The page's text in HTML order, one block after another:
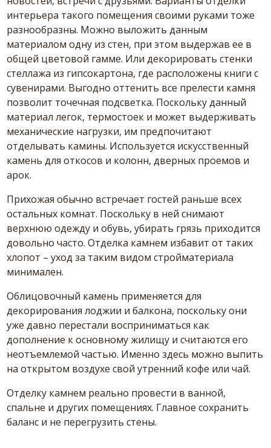
интерьера такого помещения своими руками тоже
разнообразны. Можно выложить данным
материалом одну из стен, при этом выдержав ее в
общей цветовой гамме. Или декорировать стенки
стеллажа из гипсокартона, где расположены книги с
сувенирами. Выгодно оттенить все прелести камня
позволит точечная подсветка. Поскольку данный
материал легок, термостоек и может выдерживать
механические нагрузки, им предпочитают
отделывать камины. Используется искусственный
камень для откосов и колонн, дверных проемов и
арок.
Прихожая обычно встречает гостей раньше всех
остальных комнат. Поскольку в ней снимают
верхнюю одежду и обувь, убирать грязь приходится
довольно часто. Отделка камнем избавит от таких
хлопот – уход за таким видом стройматериала
минимален.
Облицовочный камень применяется для
декорирования лоджии и балкона, поскольку они
уже давно перестали восприниматься как
дополнение к основному жилищу и считаются его
неотъемлемой частью. Именно здесь можно выпить
на открытом воздухе свой утренний кофе или чай.
Отделку камнем реально провести в ванной,
спальне и других помещениях. Главное сохранить
баланс и не перегрузить стены.